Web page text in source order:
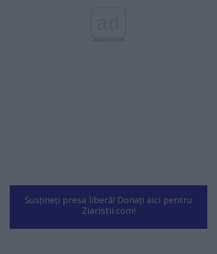
- Advertisment -
Susțineți presa liberă! Donați aici pentru
Ziaristii.com!